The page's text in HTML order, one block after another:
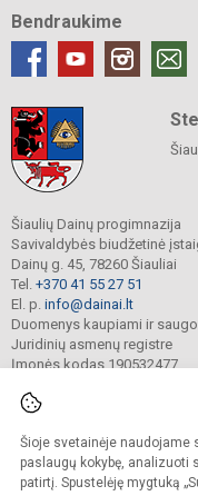
Šioje svetainėje naudojame
paslaugų kokybę,
patirtį. Spustelėję mygtuką
Bendraukime
Šiaulių Dainų progimnazija
Savivaldybės biudžetinė
Dainų g. 45, 78260 Šiauliai
Tel. +370 41 55 27 51
El. p. info@dainai.lt
Duomenys kaupiami ir
Juridinių asmenų registre
Įmonės kodas 190532477
© 2023. Šiaulių
Kopijuoti turinį be